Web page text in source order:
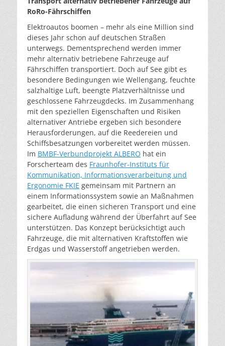
RoRo-Fährschiffen
Elektroautos boomen – mehr als eine Million sind
dieses Jahr schon auf deutschen Straßen
unterwegs. Dementsprechend werden immer
mehr alternativ betriebene Fahrzeuge auf
Fährschiffen transportiert. Doch auf See gibt es
besondere Bedingungen wie Wellengang, feuchte
salzhaltige Luft, beengte Platzverhältnisse und
geschlossene Fahrzeugdecks. Im Zusammenhang
mit den speziellen Eigenschaften und Risiken
alternativer Antriebe ergeben sich besondere
Herausforderungen, auf die Reedereien und
Schiffsbesatzungen vorbereitet werden müssen.
Im BMBF-Verbundprojekt ALBERO hat ein
Forscherteam des Fraunhofer-Instituts für
Kommunikation, Informationsverarbeitung und
Ergonomie FKIE gemeinsam mit Partnern an
einem Informationssystem sowie an Maßnahmen
gearbeitet, die einen sicheren Transport und eine
sichere Aufladung während der Überfahrt auf See
unterstützen. Das Konzept berücksichtigt auch
Fahrzeuge, die mit alternativen Kraftstoffen wie
Erdgas und Wasserstoff angetrieben werden.